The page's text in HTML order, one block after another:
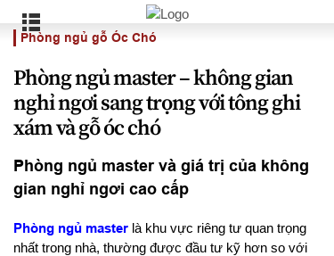
Phòng ngủ gỗ Óc Chó
Phòng ngủ master – không gian
nghỉ ngơi sang trọng với tông ghi
xám và gỗ óc chó
Phòng ngủ master và giá trị của không
gian nghỉ ngơi cao cấp
Phòng ngủ master là khu vực riêng tư quan trọng
nhất trong nhà, thường được đầu tư kỹ hơn so với